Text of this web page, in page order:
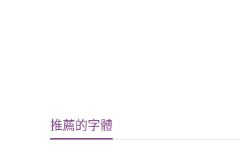
推薦的字體